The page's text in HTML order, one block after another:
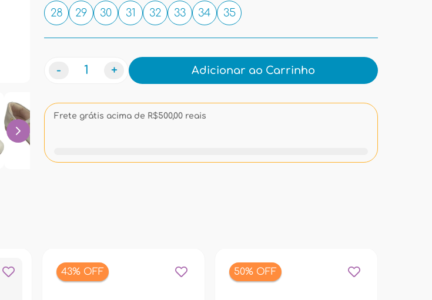
Medidas
28 29 30 31 32 33 34 35
- + Adicionar ao Carrinho
Frete grátis acima de R$500,00 reais
43% OFF 50% OFF